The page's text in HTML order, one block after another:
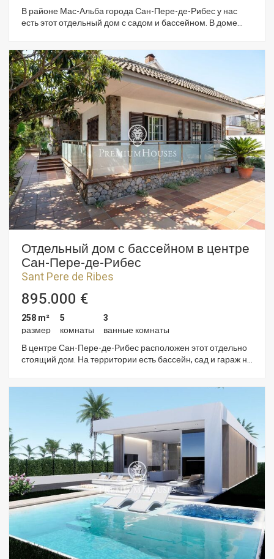
В районе Мас-Альба города Сан-Пере-де-Рибес у нас
есть этот отдельный дом с садом и бассейном. В доме
столовая с камином, рядом с ней отдельная кухня. Далее
мы находим двухместный номер и полностью
оборудованную ванную комнату. На втором этаже четыре
спальни с двуспальными кроватями и полностью
оборудованная ванная комната. Во всех спальнях есть
встроенные шкафы. Из коридора на том же этаже вы
попадаете на большую террасу с панорамным видом.
Район Мас-Альба в Сан-Пере-де-Рибес известен своим
спокойствием и расположением относительно
природного парка Гарраф. Он также расположен в 5
минутах езды на машине от Ситжеса.
Отдельный дом с бассейном в центре
Сан-Пере-де-Рибес
Sant Pere de Ribes
895.000 €
258 m²
размер
5
комнаты
3
ванные комнаты
В центре Сан-Пере-де-Рибес расположен этот отдельно
стоящий дом. На территории есть бассейн, сад и гараж на
этаже находится гостиная-столовая с выходом на террасу
и в сад. Рядом расположена кухня-столовая, также с
выходом на террасу и в сад. Рядом расположены три
спальни с двуспальными кроватями, одна из которых
имеет собственную ванную комнату, и ванная комната. На
втором этаже находится просторная мансарда. Она
состоит из небольшой гостиной с камином, двух спален с
двуспальными кроватями и ванной комнаты. Из мансарды
есть выход на террасу с прекрасным видом. Дом
расположен в центре Сан-Пере-де-Рибес. Он расположен
в районе со всеми необходимыми услугами и имеет
удобный и быстрый доступ к автомагистрали C-32 в
направлении Барселоны и аэропорта.